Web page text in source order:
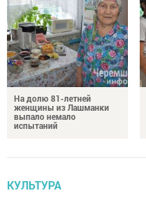
На долю 81-летней
женщины из Лашманки
выпало немало
испытаний
КУЛЬТУРА